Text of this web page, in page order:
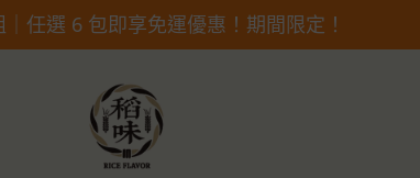
任選 6 包即享免運優惠！期間限定！